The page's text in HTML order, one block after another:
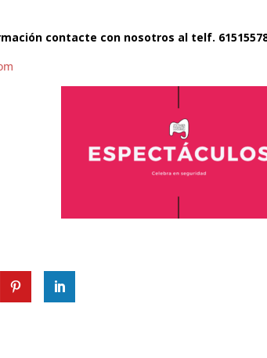
contacte con nosotros al telf.